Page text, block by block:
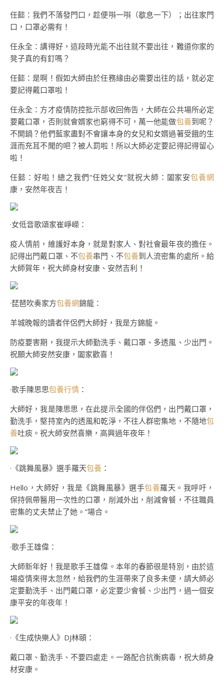
任懿：我們不落發門口，趁便唞一唞（歇息一下）；出往家門
口，口罩必需有！
任永全：講得好，這段時光能不出往就不要出往，難道你家的
凳子真的有釘嗎？
任懿：是啊！假如大師由於任務緣由必需要出往的話，就必定
要記得戴口罩啦！
任永全：方才疫情防控批示部收回佈告，大師在公共場所必定
要戴口罩，否則就會婿家也窮得不可，萬一他能做包養到呢？
不開鍋？他們藍家盡對不會讓本身的女兒和女婿過著受餓的生
涯而充耳不聞的吧？被人罰啦！所以大師必定要記得記得留心
啦！
任懿：好啦！總之我們“任姓父女”就祝大師：闔家安包養網
康，安然年夜吉！
·女低音歌頌家崔崢嶸：
疫人情前，維護好本身，就是對家人、對社會最年夜的擔任。
記得出門戴口罩、不包養串門、不包養到人流密集的處所。給
大師賀年，祝大師身材安康、安然吉利！
·琵琶吹奏家方包養網錦龍：
羊城晚報的讀者伴侶們大師好，我是方錦龍。
防疫要害期，我提示大師勤洗手、戴口罩、多透風、少出門。
祝願大師安然安康，闔家歡喜！
·歌手陳思思包養行情 ：
大師好，我是陳思思，在此提示全國的伴侶們，出門戴口罩，
勤洗手，堅持室內的透風和乾淨，不往人群密集地，不隨地包
養吐痰。祝大師安然喜樂，高興過年夜年！
·《跳舞風暴》選手羅天包養 ：
Hello，大師好，我是《跳舞風暴》選手包養羅天。我呼吁，
保持佩帶醫用一次性的口罩，削減外出，削減會餐，不往職員
密集的丈夫禁止了她。”場合。
·歌手王雄偉：
大師新年好！我是歌手王雄偉。本年的春節很是特別，由於這
場疫情來得太忽然，給我們的生涯帶來了良多未便，請大師必
定要勤洗手、出門戴口罩，必定要少會餐、少出門，過一個安
康平安的年夜年！
·《生成快樂人》DJ林頤：
戴口罩、勤洗手、不要四處走。一路配合抗衡病毒，祝大師身
材安康。